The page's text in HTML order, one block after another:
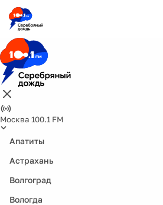
Москва 100.1 FM
Апатиты
Астрахань
Волгоград
Вологда